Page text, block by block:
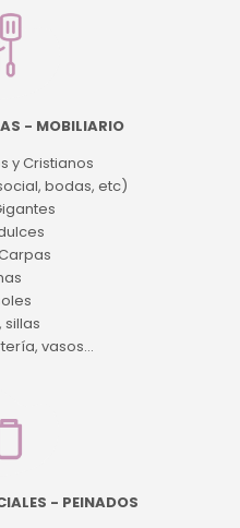
- MOBILIARIO
y Cristianos
bodas, etc)
sillas
vasos...
- PEINADOS